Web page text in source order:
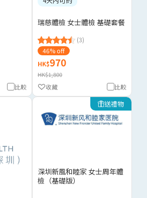
比較
瑞慈體檢 女士體檢 基礎套餐
(3)
46% off
HK$970
HK$1,800
比較
收藏
送禮物
深圳新風和睦家 女士周年體
檢（基礎版）